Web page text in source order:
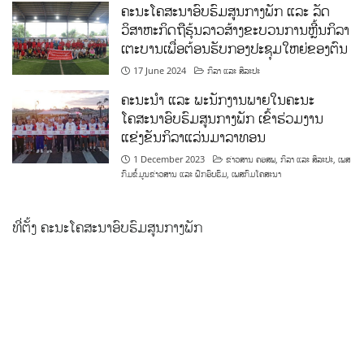
ຄະນະໂຄສະນາອົບຮົມສູນກາງພັກ ແລະ ລັດ
ວິສາຫະກິດຖືຮຸ້ນລາວສ້າງຂະບວນການຫຼີ້ນກິລາ
ເຕະບານເພື່ອຕ້ອນຮັບກອງປະຊຸມໃຫຍ່ຂອງຕົນ
17 June 2024 ກິລາ ແລະ ສິລະປະ
ຄະນະນຳ ແລະ ພະນັກງານພາຍໃນຄະນະ
ໂຄສະນາອົບຮົມສູນກາງພັກ ເຂົ້າຮ່ວມງານ
ແຂ່ງຂັນກິລາແລ່ນມາລາທອນ
1 December 2023 ຂ່າວສານ ຄອສພ,ກິລາ ແລະ ສິລະປະ,ເພສ
ກົມຂໍ້ມູນຂ່າວສານ ແລະ ຝຶກອົບຮົມ,ເພສກົມໂຄສະນາ
ທີ່ຕັ້ງ ຄະນະໂຄສະນາອົບຮົມສູນກາງພັກ